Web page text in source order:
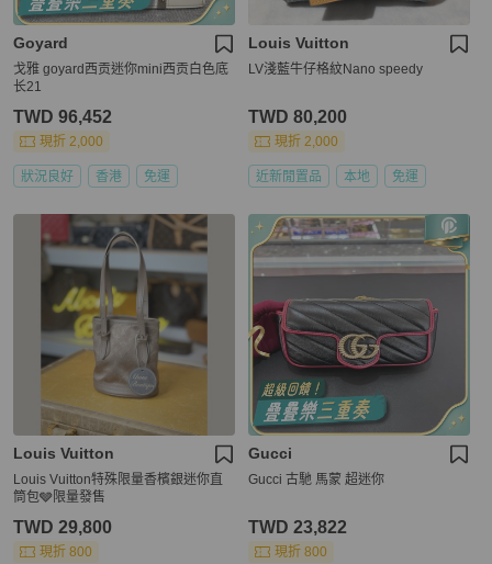
Goyard
戈雅 goyard西贡迷你mini西贡白色底
长21
TWD 96,452
現折 2,000
狀況良好 香港 免運
Louis Vuitton
LV淺藍牛仔格紋Nano speedy
TWD 80,200
現折 2,000
近新閒置品 本地 免運
Louis Vuitton
Louis Vuitton特殊限量香檳銀迷你直
筒包🩶限量發售
TWD 29,800
現折 800
Gucci
Gucci 古馳 馬蒙 超迷你
TWD 23,822
現折 800